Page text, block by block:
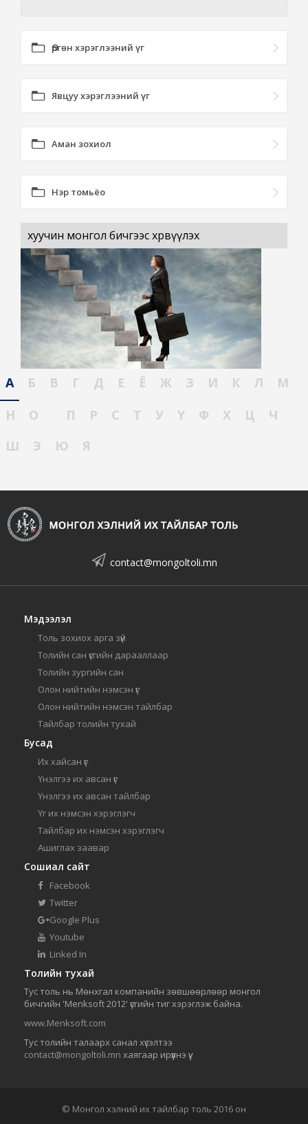
Өргөн хэрэглээний үг
Явцуу хэрэглээний үг
Аман зохиол
Нэр томьёо
хуучин монгол бичгээс хөрвүүлэх
А Б В Г Д Е Ё Ж З И К Л
М
Н
О П Р С Т У Ү Ф Х Ц
Ч
Ш
Э Ю Я
contact@mongoltoli.mn
Мэдээлэл
Толь зохиох арга зүй
Толийн сан үсгийн дарааллаар
Толийн зургийн сан
Олон нийтийн нэмсэн үг
Олон нийтийн нэмсэн тайлбар
Тайлбар толийн тухай
Бусад
Их хайсан үг
Үнэлгээ их авсан үг
Үнэлгээ их авсан тайлбар
Үг их нэмсэн хэрэглэгч
Тайлбар их нэмсэн хэрэглэгч
Ашиглах заавар
Сошиал сайт
Facebook
Twitter
Google Plus
Youtube
Linked In
Толийн тухай
Тус толь нь Мөнхгал компанийн зөвшөөрлөөр монгол
бичгийн 'Menksoft 2012' үсгийн тиг хэрэглэж байна.
www.Menksoft.com
Тус толийн талаарх санал хүсэлтээ
contact@mongoltoli.mn хаягаар ирүүлнэ үү.
© Монгол хэлний их тайлбар толь 2016 он